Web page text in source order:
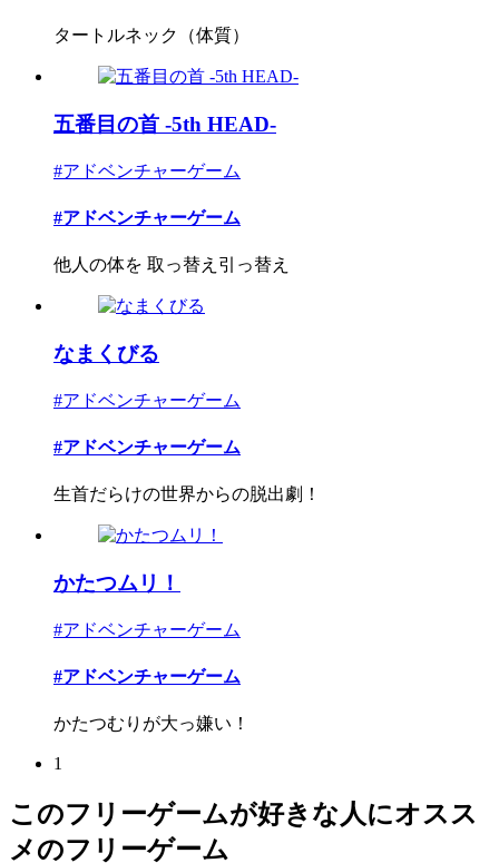
タートルネック（体質）
五番目の首 -5th HEAD-
#アドベンチャーゲーム
#アドベンチャーゲーム
他人の体を 取っ替え引っ替え
なまくびる
#アドベンチャーゲーム
#アドベンチャーゲーム
生首だらけの世界からの脱出劇！
かたつムリ！
#アドベンチャーゲーム
#アドベンチャーゲーム
かたつむりが大っ嫌い！
1
このフリーゲームが好きな人にオスス
メのフリーゲーム